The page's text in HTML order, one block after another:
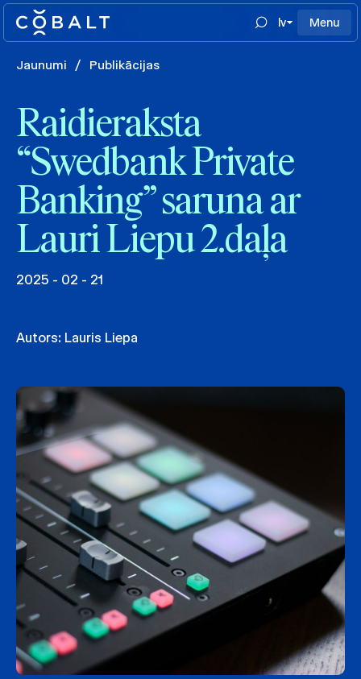
lv Menu
Jaunumi / Publikācijas
Raidieraksta
“Swedbank Private
Banking” saruna ar
Lauri Liepu 2.daļa
2025 - 02 - 21
Autors: Lauris Liepa